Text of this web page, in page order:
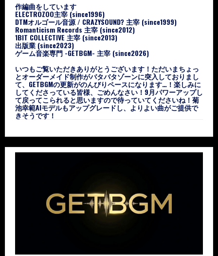
作編曲をしています
ELECTROZOO主宰 (since1996)
DTMオルゴール音源 / CRAZYSOUND? 主宰 (since1999)
Romanticism Records 主宰 (since2012)
1BIT COLLECTIVE 主宰 (since2013)
出版業 (since2023)
ゲーム音楽専門 -GETBGM- 主宰 (since2026)
いつもご覧いただきありがとうございます！ただいまちょっ
とオーダーメイド制作がバタバタゾーンに突入しておりまし
て、GETBGMの更新がのんびりペースになります…！楽しみに
してくださっている皆様、ごめんなさい！9月パワーアップし
て戻ってこられると思いますので待っていてくださいね！菊
池幸範AIモデルもアップグレードし、よりよい曲がご提供で
きそうです！